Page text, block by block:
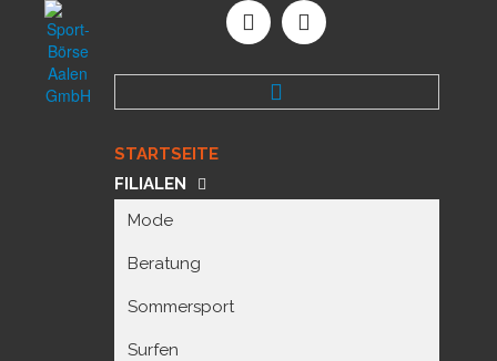
STARTSEITE
FILIALEN
Mode
Beratung
Sommersport
Surfen